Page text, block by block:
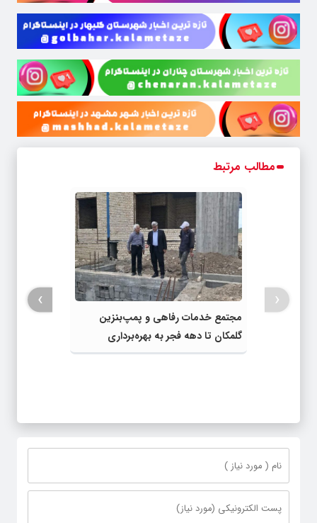
مطالب مرتبط
مجتمع خدمات رفاهی و پمپ‌بنزین
گلمکان تا دهه فجر به بهره‌برداری
می‌رسد
‹
›